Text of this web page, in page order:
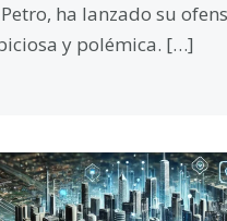
ha lanzado su
y polémica. […]